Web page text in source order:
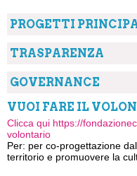
PROGETTI
fragili: EducAzione, Giovani
raccolte fondi per rafforzare
TRASPARENZA
Statuto
Organo di governo
Rendicontazione
GOVERNANCE
Presidente
Direttore/Segretario
Responsabile Raccolta
Esistenza Organi di
VUOI FARE IL
Clicca qui https://
volontario
Per: per co-progettazione
territorio e promuovere la